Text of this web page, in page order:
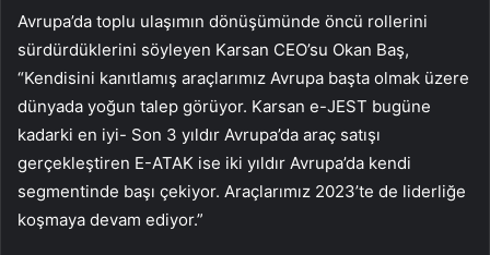
Avrupa’da toplu ulaşımın dönüşümünde öncü rollerini
sürdürdüklerini söyleyen Karsan CEO’su Okan Baş,
“Kendisini kanıtlamış araçlarımız Avrupa başta olmak üzere
dünyada yoğun talep görüyor. Karsan e-JEST bugüne
kadarki en iyi- Son 3 yıldır Avrupa’da araç satışı
gerçekleştiren E-ATAK ise iki yıldır Avrupa’da kendi
segmentinde başı çekiyor. Araçlarımız 2023’te de liderliğe
koşmaya devam ediyor.”